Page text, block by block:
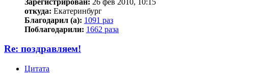
откуда: Екатеринбург
Благодарил (а): 1091 раз
Поблагодарили: 1662 раза
Re: поздравляем!
Цитата